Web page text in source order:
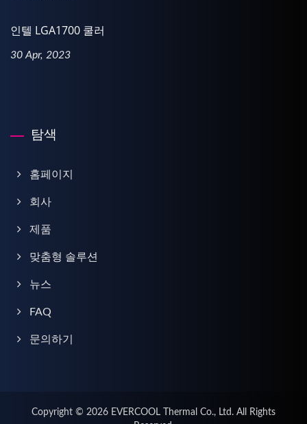
인텔 LGA1700 쿨러
30 Apr, 2023
탐색
홈페이지
회사
제품
맞춤형 솔루션
뉴스
FAQ
문의하기
Copyright © 2026 EVERCOOL Thermal Co., Ltd. All Rights